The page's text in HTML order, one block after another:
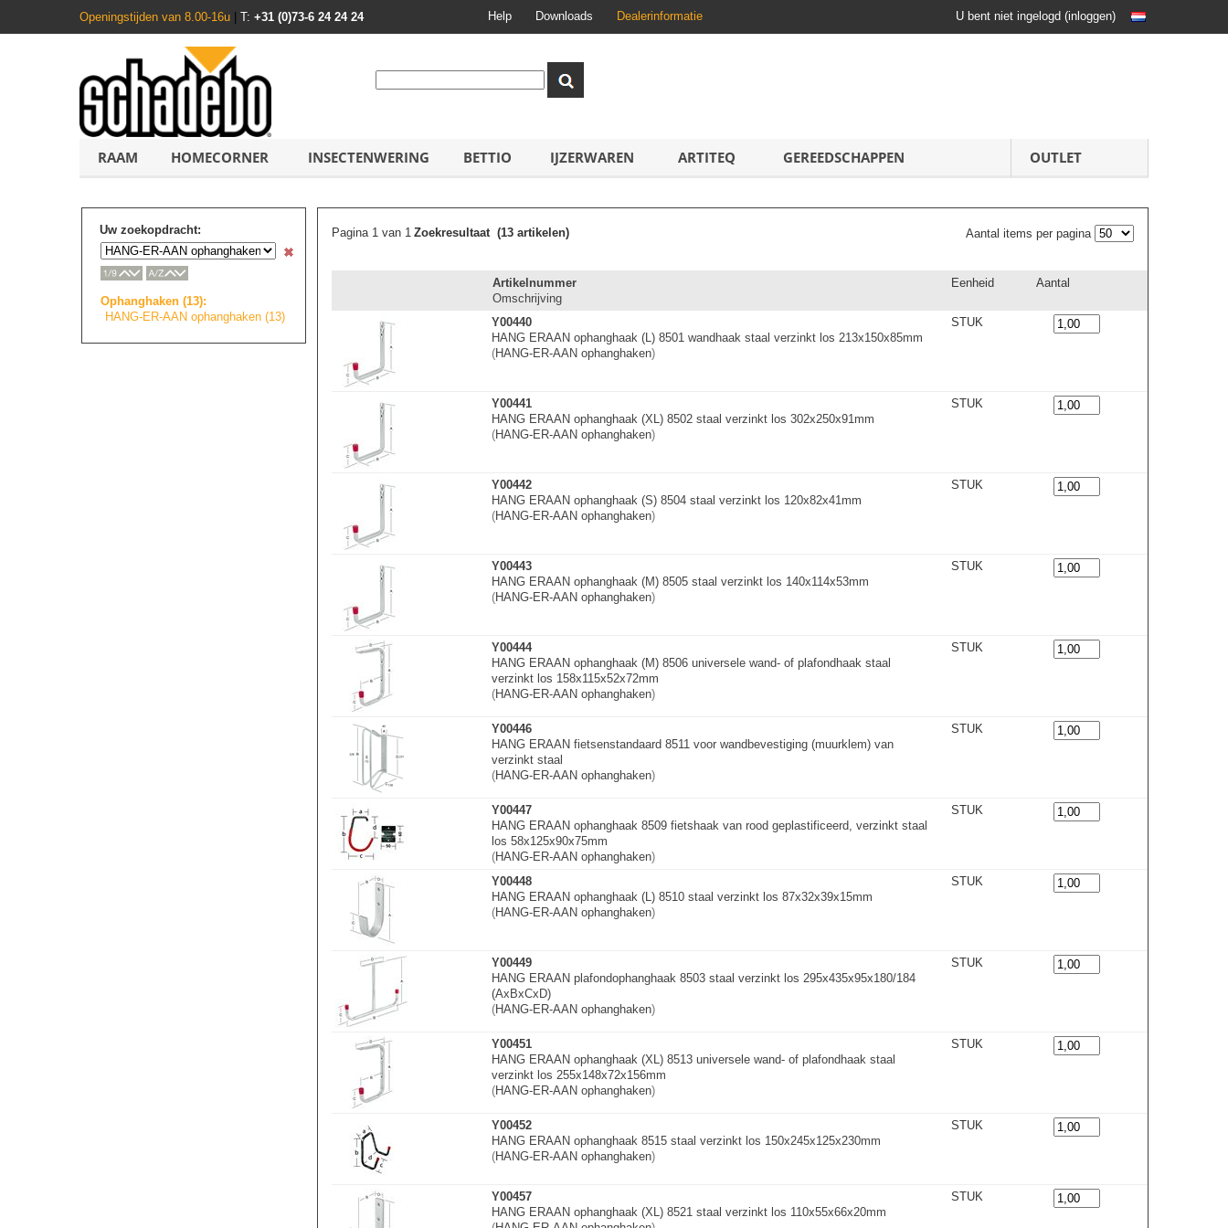
Openingstijden van 8.00-16u T: +31 (0)73-6 24 24 24 Help Downloads Dealerinformatie U bent niet ingelogd (inloggen)
RAAM HOMECORNER INSECTENWERING BETTIO IJZERWAREN ARTITEQ GEREEDSCHAPPEN OUTLET
Uw zoekopdracht:
Ophanghaken (13):
HANG-ER-AAN ophanghaken (13)
Pagina 1 van 1 Aantal items per pagina
Zoekresultaat (13 artikelen)
Artikelnummer
Omschrijving
Eenheid Aantal
Y00440
HANG ERAAN ophanghaak (L) 8501 wandhaak staal verzinkt los 213x150x85mm
(HANG-ER-AAN ophanghaken)
STUK
Y00441
HANG ERAAN ophanghaak (XL) 8502 staal verzinkt los 302x250x91mm
(HANG-ER-AAN ophanghaken)
STUK
Y00442
HANG ERAAN ophanghaak (S) 8504 staal verzinkt los 120x82x41mm
(HANG-ER-AAN ophanghaken)
STUK
Y00443
HANG ERAAN ophanghaak (M) 8505 staal verzinkt los 140x114x53mm
(HANG-ER-AAN ophanghaken)
STUK
Y00444
HANG ERAAN ophanghaak (M) 8506 universele wand- of plafondhaak staal
verzinkt los 158x115x52x72mm
(HANG-ER-AAN ophanghaken)
STUK
Y00446
HANG ERAAN fietsenstandaard 8511 voor wandbevestiging (muurklem) van
verzinkt staal
(HANG-ER-AAN ophanghaken)
STUK
Y00447
HANG ERAAN ophanghaak 8509 fietshaak van rood geplastificeerd, verzinkt staal
los 58x125x90x75mm
(HANG-ER-AAN ophanghaken)
STUK
Y00448
HANG ERAAN ophanghaak (L) 8510 staal verzinkt los 87x32x39x15mm
(HANG-ER-AAN ophanghaken)
STUK
Y00449
HANG ERAAN plafondophanghaak 8503 staal verzinkt los 295x435x95x180/184
(AxBxCxD)
(HANG-ER-AAN ophanghaken)
STUK
Y00451
HANG ERAAN ophanghaak (XL) 8513 universele wand- of plafondhaak staal
verzinkt los 255x148x72x156mm
(HANG-ER-AAN ophanghaken)
STUK
Y00452
HANG ERAAN ophanghaak 8515 staal verzinkt los 150x245x125x230mm
(HANG-ER-AAN ophanghaken)
STUK
Y00457
HANG ERAAN ophanghaak (XL) 8521 staal verzinkt los 110x55x66x20mm
STUK